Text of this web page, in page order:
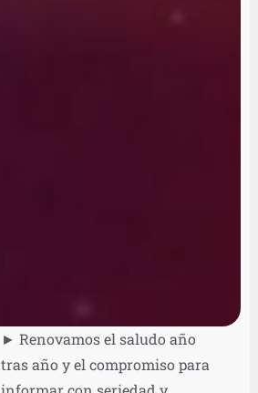
► Renovamos el saludo año
tras año y el compromiso para